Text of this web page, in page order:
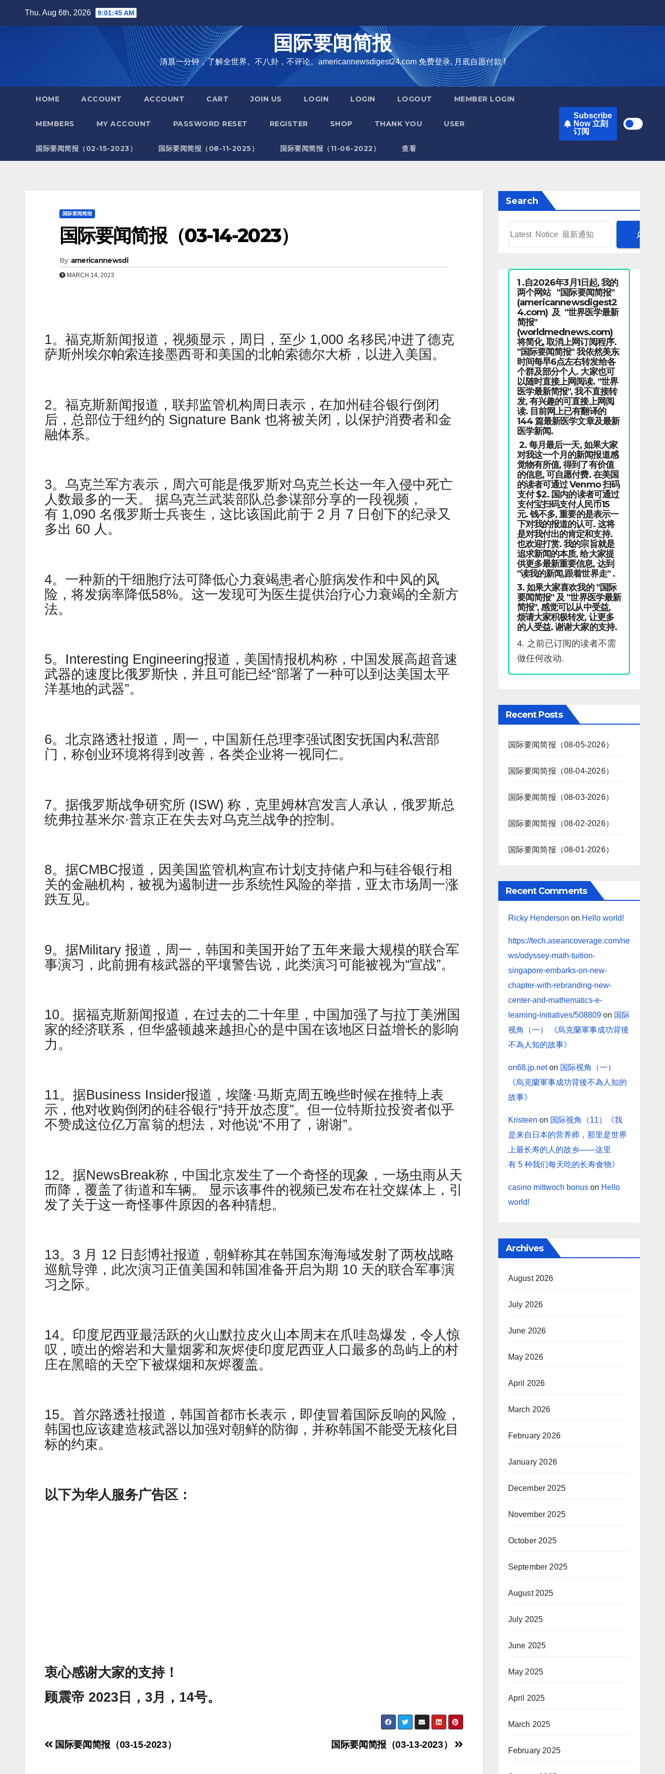
Thu. Aug 6th, 2026 9:01:46 AM
国际要闻简报
清晨一分钟，了解全世界。不八卦，不评论。americannewsdigest24.com 免费登录, 月底自愿付款 !
HOME ACCOUNT ACCOUNT CART JOIN US LOGIN LOGIN LOGOUT MEMBER LOGIN
MEMBERS MY ACCOUNT PASSWORD RESET REGISTER SHOP THANK YOU USER
国际要闻简报（02-15-2023） 国际要闻简报（08-11-2025） 国际要闻简报（11-06-2022） 查看
Subscribe
Now 立刻
订阅
国际要闻简报
国际要闻简报（03-14-2023）
By americannewsdi
MARCH 14, 2023
1。福克斯新闻报道，视频显示，周日，至少 1,000 名移民冲进了德克
萨斯州埃尔帕索连接墨西哥和美国的北帕索德尔大桥，以进入美国。
2。福克斯新闻报道，联邦监管机构周日表示，在加州硅谷银行倒闭
后，总部位于纽约的 Signature Bank 也将被关闭，以保护消费者和金
融体系。
3。乌克兰军方表示，周六可能是俄罗斯对乌克兰长达一年入侵中死亡
人数最多的一天。 据乌克兰武装部队总参谋部分享的一段视频，
有 1,090 名俄罗斯士兵丧生，这比该国此前于 2 月 7 日创下的纪录又
多出 60 人。
4。一种新的干细胞疗法可降低心力衰竭患者心脏病发作和中风的风
险，将发病率降低58%。这一发现可为医生提供治疗心力衰竭的全新方
法。
5。Interesting Engineering报道，美国情报机构称，中国发展高超音速
武器的速度比俄罗斯快，并且可能已经“部署了一种可以到达美国太平
洋基地的武器”。
6。北京路透社报道，周一，中国新任总理李强试图安抚国内私营部
门，称创业环境将得到改善，各类企业将一视同仁。
7。据俄罗斯战争研究所 (ISW) 称，克里姆林宫发言人承认，俄罗斯总
统弗拉基米尔·普京正在失去对乌克兰战争的控制。
8。据CMBC报道，因美国监管机构宣布计划支持储户和与硅谷银行相
关的金融机构，被视为遏制进一步系统性风险的举措，亚太市场周一涨
跌互见。
9。据Military 报道，周一，韩国和美国开始了五年来最大规模的联合军
事演习，此前拥有核武器的平壤警告说，此类演习可能被视为“宣战”。
10。据福克斯新闻报道，在过去的二十年里，中国加强了与拉丁美洲国
家的经济联系，但华盛顿越来越担心的是中国在该地区日益增长的影响
力。
11。据Business Insider报道，埃隆·马斯克周五晚些时候在推特上表
示，他对收购倒闭的硅谷银行“持开放态度”。但一位特斯拉投资者似乎
不赞成这位亿万富翁的想法，对他说“不用了，谢谢”。
12。据NewsBreak称，中国北京发生了一个奇怪的现象，一场虫雨从天
而降，覆盖了街道和车辆。 显示该事件的视频已发布在社交媒体上，引
发了关于这一奇怪事件原因的各种猜想。
13。3 月 12 日彭博社报道，朝鲜称其在韩国东海海域发射了两枚战略
巡航导弹，此次演习正值美国和韩国准备开启为期 10 天的联合军事演
习之际。
14。印度尼西亚最活跃的火山默拉皮火山本周末在爪哇岛爆发，令人惊
叹，喷出的熔岩和大量烟雾和灰烬使印度尼西亚人口最多的岛屿上的村
庄在黑暗的天空下被煤烟和灰烬覆盖。
15。首尔路透社报道，韩国首都市长表示，即使冒着国际反响的风险，
韩国也应该建造核武器以加强对朝鲜的防御，并称韩国不能受无核化目
标的约束。
以下为华人服务广告区：
衷心感谢大家的支持！
顾震帝 2023日，3月，14号。
Post
国际要闻简报（03-13-2023）
国际要闻简报（03-15-2023）
Search
1 .自2026年3月1日起, 我的
两个网站 "国际要闻简报"
(americannewsdigest2
4.com) 及 "世界医学最新
简报"
(worldmednews.com)
将简化, 取消上网订阅程序.
"国际要闻简报" 我依然美东
时间每早6点左右转发给各
个群及部分个人. 大家也可
以随时直接上网阅读. "世界
医学最新简报", 我不直接转
发, 有兴趣的可直接上网阅
读. 目前网上已有翻译的
144 篇最新医学文章及最新
医学新闻.
2. 每月最后一天, 如果大家
对我这一个月的新闻报道感
觉物有所值, 得到了有价值
的信息, 可自愿付费. 在美国
的读者可通过 Venmo 扫码
支付 $2. 国内的读者可通过
支付宝扫码支付人民币15
元. 钱不多, 重要的是表示一
下对我的报道的认可. 这将
是对我付出的肯定和支持.
也欢迎打赏. 我的宗旨就是
追求新闻的本质, 给大家提
供更多最新重要信息, 达到
"读我的新闻,跟着世界走" .
3. 如果大家喜欢我的 "国际
要闻简报" 及 "世界医学最新
简报", 感觉可以从中受益,
烦请大家积极转发, 让更多
的人受益. 谢谢大家的支持.
4. 之前已订阅的读者不需
做任何改动.
Recent Posts
国际要闻简报（08-05-2026）
国际要闻简报（08-04-2026）
国际要闻简报（08-03-2026）
国际要闻简报（08-02-2026）
国际要闻简报（08-01-2026）
Recent Comments
Ricky Henderson on Hello world!
https://tech.aseancoverage.com/ne
ws/odyssey-math-tuition-
singapore-embarks-on-new-
chapter-with-rebranding-new-
center-and-mathematics-e-
learning-initiatives/508809on 国际
视角（一） 《烏克蘭軍事成功背後
不為人知的故事》
on68.jp.neton 国际视角（一）
《烏克蘭軍事成功背後不為人知的
故事》
Kristeen on 国际视角（11）《我
是来自日本的营养师，那里是世界
上最长寿的人的故乡——这里
有 5 种我们每天吃的长寿食物》
casino mittwoch bonuson Hello
world!
Archives
August 2026
July 2026
June 2026
May 2026
April 2026
March 2026
February 2026
January 2026
December 2025
November 2025
October 2025
September 2025
August 2025
July 2025
June 2025
May 2025
April 2025
March 2025
February 2025